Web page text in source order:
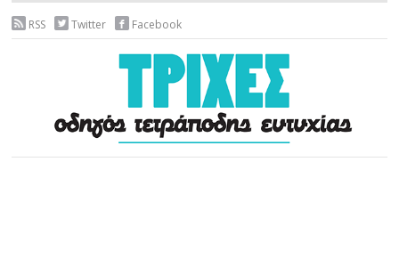
RSS Twitter Facebook